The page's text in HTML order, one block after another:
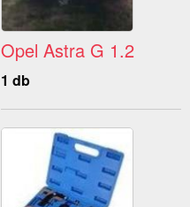
Opel Astra G 1.2
1 db